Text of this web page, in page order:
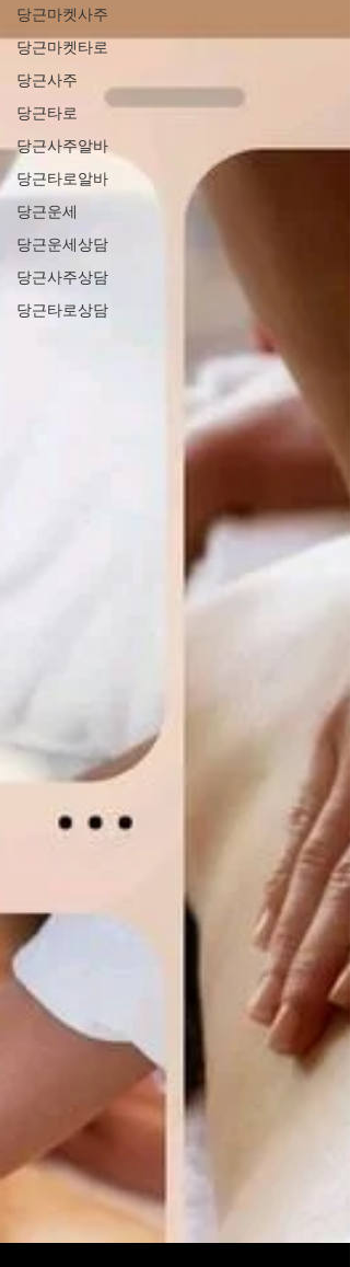
당근마켓사주
당근마켓타로
당근사주
당근타로
당근사주알바
당근타로알바
당근운세
당근운세상담
당근사주상담
당근타로상담